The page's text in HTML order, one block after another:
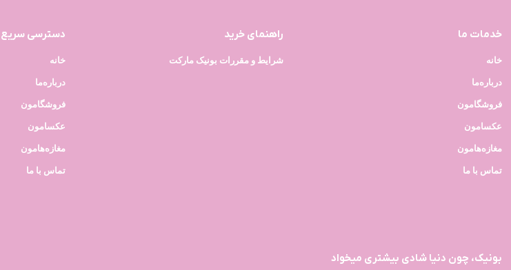
خدمات ما
خانه
درباره‌ما
فروشگامون
عکسامون
مغازه‌هامون
تماس با ما
راهنمای خرید
شرایط و مقررات بونیک مارکت
دسترسی سریع
خانه
درباره‌ما
فروشگامون
عکسامون
مغازه‌هامون
تماس با ما
بونیک، چون دنیا شادی بیشتری میخواد